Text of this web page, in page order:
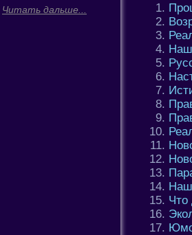
Читать дальше...
Что